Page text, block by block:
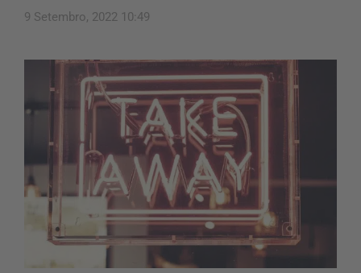
9 Setembro, 2022 10:49